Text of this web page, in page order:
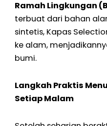
Ramah Lingkungan
terbuat dari bahan
sintetis, Kapas
ke alam,
bumi.
Langkah Praktis
Setiap Malam